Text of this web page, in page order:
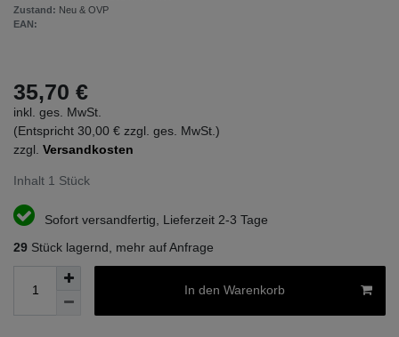
Zustand: Neu & OVP
EAN:
35,70 €
inkl. ges. MwSt.
(Entspricht 30,00 € zzgl. ges. MwSt.)
zzgl. Versandkosten
Inhalt 1 Stück
Sofort versandfertig, Lieferzeit 2-3 Tage
29 Stück lagernd, mehr auf Anfrage
In den Warenkorb